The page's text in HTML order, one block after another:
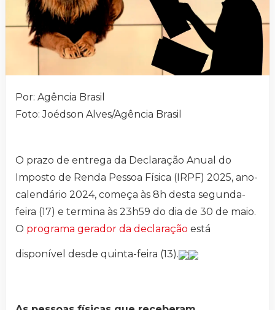
Por: Agência Brasil
Foto: Joédson Alves/Agência Brasil
O prazo de entrega da Declaração Anual do
Imposto de Renda Pessoa Física (IRPF) 2025, ano-
calendário 2024, começa às 8h desta segunda-
feira (17) e termina às 23h59 do dia de 30 de maio.
O programa gerador da declaração está
disponível desde quinta-feira (13).